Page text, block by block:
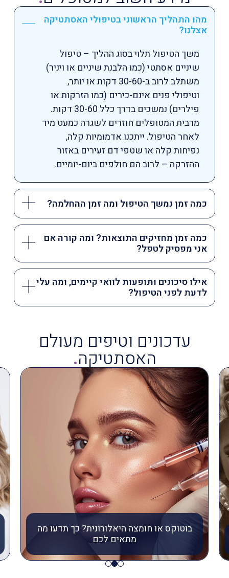
מהו התהליך הראשוני בטיפולי האסתטיקה
אצלנו?
משך הטיפול תלוי בסוג ההליך – טיפול
שיניים אסתטי (כמו הלבנת שיניים או ויניר)
משתלב לרוב ב-30-60 דקות או יותר,
וטיפולי פנים אינם-כירים (כמו הזרקות או
פילרים) נמשכים בדרך כלל 30-60 דקות.
מרבית המטופלים חוזרים לשגרה כמעט מיד
לאחר הטיפול. ייתכנו אדמומיות קלה,
נפיחות קלה או שטפי דם זעירים באזור
ההזרקה – לרוב הם חולפים ביום-יומיים.
כמה זמן נמשך הטיפול ומה זמן ההחלמה?
כמה זמן מחזיקים התוצאות? ומה קורה אם
אני מפסיק לטפל?
אילו סיכונים ותופעות לוואי קיימים, ומה עלי
לדעת לפני הטיפול?
עדכונים וטיפים מעולם
האסתטיקה.
בוטוקס או חומצה היאלורונית? כך תדעו מה
מתאים לכם